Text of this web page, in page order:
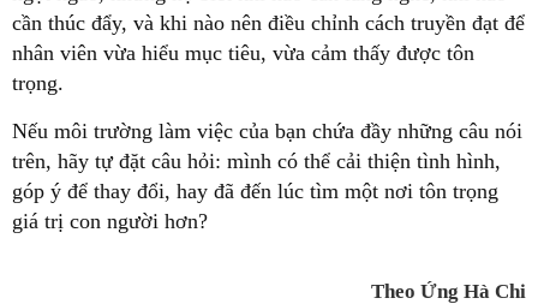
cần thúc đẩy, và khi nào nên điều chỉnh cách truyền đạt để
nhân viên vừa hiểu mục tiêu, vừa cảm thấy được tôn
trọng.
Nếu môi trường làm việc của bạn chứa đầy những câu nói
trên, hãy tự đặt câu hỏi: mình có thể cải thiện tình hình,
góp ý để thay đổi, hay đã đến lúc tìm một nơi tôn trọng
giá trị con người hơn?
Theo Ứng Hà Chi